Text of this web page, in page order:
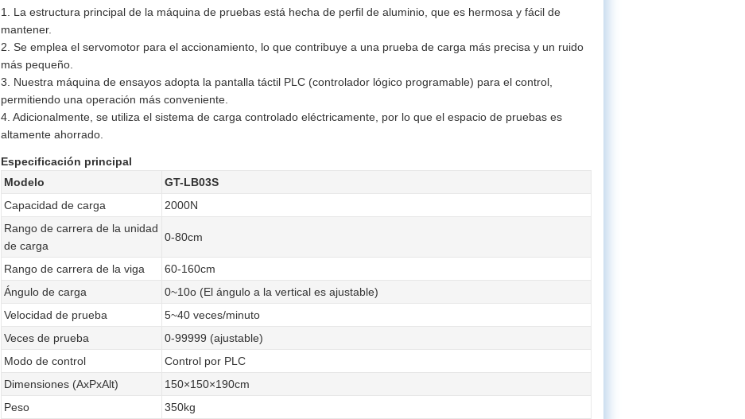
1. La estructura principal de la máquina de pruebas está hecha de perfil de aluminio, que es hermosa y fácil de
mantener.
2. Se emplea el servomotor para el accionamiento, lo que contribuye a una prueba de carga más precisa y un ruido
más pequeño.
3. Nuestra máquina de ensayos adopta la pantalla táctil PLC (controlador lógico programable) para el control,
permitiendo una operación más conveniente.
4. Adicionalmente, se utiliza el sistema de carga controlado eléctricamente, por lo que el espacio de pruebas es
altamente ahorrado.
Especificación principal
Modelo
GT-LB03S
Capacidad de carga
2000N
Rango de carrera de la unidad
de carga
0-80cm
Rango de carrera de la viga
60-160cm
Ángulo de carga
0~10o (El ángulo a la vertical es ajustable)
Velocidad de prueba
5~40 veces/minuto
Veces de prueba
0-99999 (ajustable)
Modo de control
Control por PLC
Dimensiones (AxPxAlt)
150×150×190cm
Peso
350kg